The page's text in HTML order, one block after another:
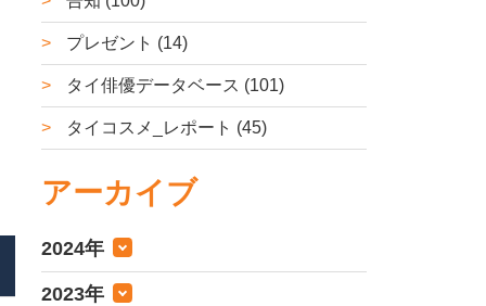
プレゼント (14)
タイ俳優データベース (101)
タイコスメ_レポート (45)
アーカイブ
2024年
2023年